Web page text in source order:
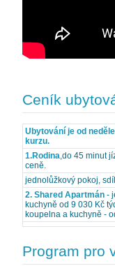
Ceník
Ubytování je od
kurzu.
1.Rodina,do 45 minut
ceně.
jednolůžkový pokoj,
2. Shared Apartmán-
kuchyně od 9 030 Kč
koupelna a kuchyně -
Program pro